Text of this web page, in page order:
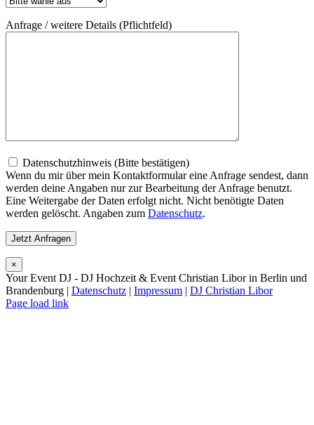
Anfrage / weitere Details (Pflichtfeld)
Datenschutzhinweis (Bitte bestätigen)
Wenn du mir über mein Kontaktformular eine Anfrage sendest, dann
werden deine Angaben nur zur Bearbeitung der Anfrage benutzt.
Eine Weitergabe der Daten erfolgt nicht. Nicht benötigte Daten
werden gelöscht. Angaben zum Datenschutz.
×
Your Event DJ - DJ Hochzeit & Event Christian Libor in Berlin und
Brandenburg | Datenschutz | Impressum | DJ Christian Libor
Page load link